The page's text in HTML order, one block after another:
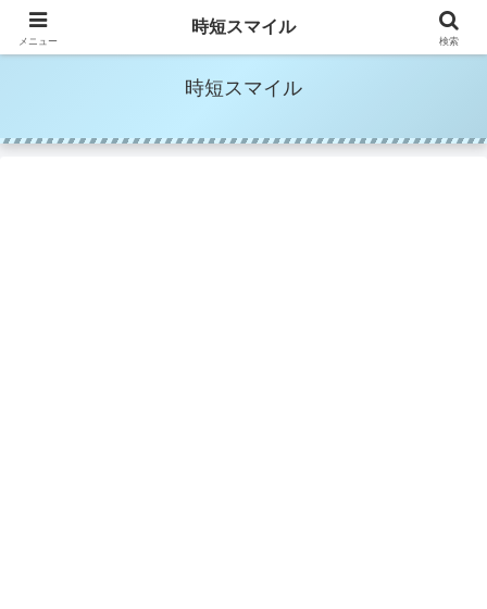
時短家事＆時短美容でママの笑顔を増やす
時短スマイル
メニュー
時短スマイル
検索